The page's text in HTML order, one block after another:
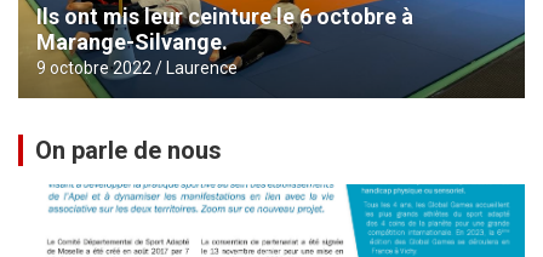
Ils ont mis leur ceinture le 6 octobre à
Marange-Silvange.
9 octobre 2022 Laurence
On parle de nous